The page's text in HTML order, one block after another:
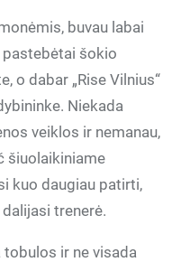
buvau labai
šokio
o dabar „Rise Vilnius“
Niekada
veiklos ir nemanau,
šiuolaikiniame
kuo daugiau patirti,
trenerė.
ir ne visada